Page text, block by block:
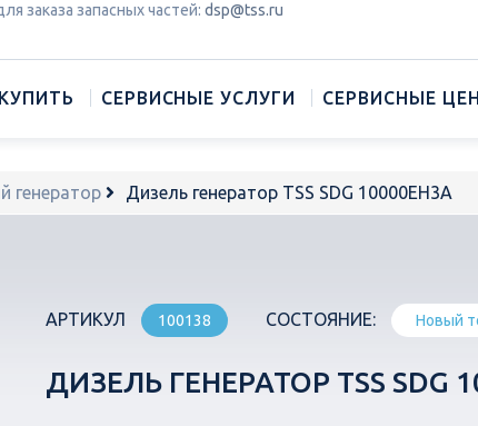
заказа запасных частей: dsp@tss.ru
СЕРВИСНЫЕ УСЛУГИ СЕРВИСНЫЕ
генератор Дизель генератор TSS SDG 10000EH3A
АРТИКУЛ 100138 СОСТОЯНИЕ: Новый
ДИЗЕЛЬ ГЕНЕРАТОР TSS SDG